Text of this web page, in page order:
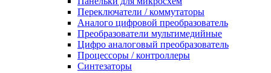
Переключатели / коммутаторы
Аналого цифровой преобразователь
Преобразователи мультимедийные
Цифро аналоговый преобразователь
Процессоры / контроллеры
Синтезаторы